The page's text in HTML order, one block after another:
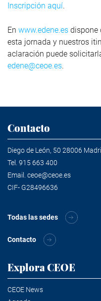
Inscripción aquí.
En www.edene.es dispone
esta jornada y nuestros
aclaración puede
edene@ceoe.es.
Contacto
Diego de León, 50 28006
Tel. 915 663 400
Email. ceoe@ceoe.es
CIF- G28496636
Todas las sedes
Contacto
Explora CEOE
CEOE News